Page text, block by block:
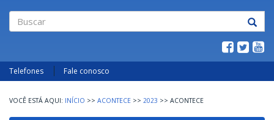
Canais
Telefones Fale conosco
INÍCIO >> ACONTECE >> 2023 >> ACONTECE